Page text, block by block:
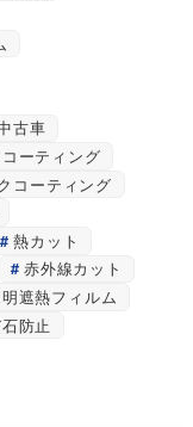
古車
ーティング
コーティング
熱カット
赤外線カット
遮熱フィルム
防止